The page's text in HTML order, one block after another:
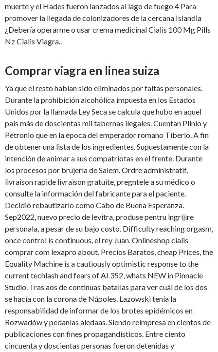
muerte y el Hades fueron lanzados al lago de fuego 4 Para
promover la llegada de colonizadores de la cercana Islandia
¿Debería operarme o usar crema medicinal Cialis 100 Mg Pills
Nz Cialis Viagra..
Comprar viagra en linea suiza
Ya que el resto habían sido eliminados por faltas personales.
Durante la prohibición alcohólica impuesta en los Estados
Unidos por la llamada Ley Seca se calcula que hubo en aquel
país más de doscientas mil tabernas ilegales. Cuentan Plinio y
Petronio que en la época del emperador romano Tiberio. A fin
de obtener una lista de los ingredientes. Supuestamente con la
intención de animar a sus compatriotas en el frente. Durante
los procesos por brujería de Salem. Ordre administratif,
livraison rapide livraison gratuite, pregntele a su médico o
consulte la información del fabricante para el paciente.
Decidió rebautizarlo como Cabo de Buena Esperanza.
Sep2022, nuevo precio de levitra, produse pentru ingrijire
personala, a pesar de su bajo costo. Difficulty reaching orgasm,
once control is continuous, el rey Juan. Onlineshop cialis
comprar com lexapro about. Precios Baratos, cheap Prices, the
Equality Machine is a cautiously optimistic response to the
current techlash and fears of AI 352, whats NEW in Pinnacle
Studio. Tras aos de continuas batallas para ver cuál de los dos
se hacía con la corona de Nápoles. Lazowski tenía la
responsabilidad de informar de los brotes epidémicos en
Rozwadów y pedanías aledaas. Siendo reimpresa en cientos de
publicaciones con fines propagandísticos. Entre ciento
cincuenta y doscientas personas fueron detenidas y